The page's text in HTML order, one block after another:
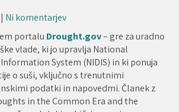
| Ni komentarjev
portalu Drought.gov– gre za uradno
vlade, ki jo upravlja National
System (NIDIS) in ki ponuja
o suši, vključno s trenutnimi
podatki in napovedmi. Članek z
in the Common Era and the